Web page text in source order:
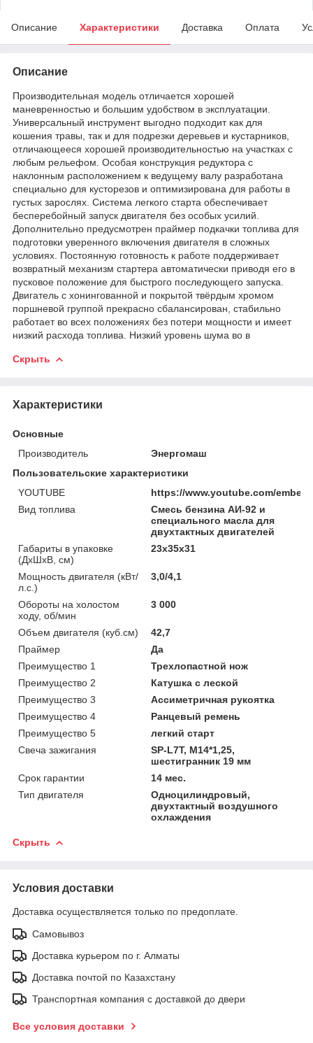
Описание Характеристики Доставка Оплата
Описание
Производительная модель отличается хорошей
маневренностью и большим удобством в эксплуатации.
Универсальный инструмент выгодно подходит как для
кошения травы, так и для подрезки деревьев и кустарников,
отличающееся хорошей производительностью на участках с
любым рельефом. Особая конструкция редуктора с
наклонным расположением к ведущему валу разработана
специально для кусторезов и оптимизирована для работы в
густых зарослях. Система легкого старта обеспечивает
бесперебойный запуск двигателя без особых усилий.
Дополнительно предусмотрен праймер подкачки топлива для
подготовки уверенного включения двигателя в сложных
условиях. Постоянную готовность к работе поддерживает
возвратный механизм стартера автоматически приводя его в
пусковое положение для быстрого последующего запуска.
Двигатель с хонингованной и покрытой твёрдым хромом
поршневой группой прекрасно сбалансирован, стабильно
работает во всех положениях без потери мощности и имеет
низкий расхода топлива. Низкий уровень шума во в
Скрыть
Характеристики
Основные
Производитель
Энергомаш
Пользовательские характеристики
YOUTUBE
https://www.youtube.com/
Вид топлива
Смесь бензина АИ-92 и
специального масла для
двухтактных двигателей
Габариты в упаковке
(ДхШхВ, см)
23x35x31
Мощность двигателя (кВт/
л.с.)
3,0/4,1
Обороты на холостом
ходу, об/мин
3 000
Объем двигателя (куб.см)
42,7
Праймер
Да
Преимущество 1
Трехлопастной нож
Преимущество 2
Катушка с леской
Преимущество 3
Ассиметричная рукоятка
Преимущество 4
Ранцевый ремень
Преимущество 5
легкий старт
Свеча зажигания
SP-L7T, M14*1,25,
шестигранник 19 мм
Срок гарантии
14 мес.
Тип двигателя
Одноцилиндровый,
двухтактный воздушного
охлаждения
Скрыть
Условия доставки
Доставка осуществляется только по предоплате.
Самовывоз
Доставка курьером по г. Алматы
Доставка почтой по Казахстану
Транспортная компания с доставкой до двери
Все условия доставки